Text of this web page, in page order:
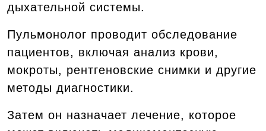
дыхательной системы.
Пульмонолог проводит обследование
пациентов, включая анализ крови,
мокроты, рентгеновские снимки и другие
методы диагностики.
Затем он назначает лечение, которое